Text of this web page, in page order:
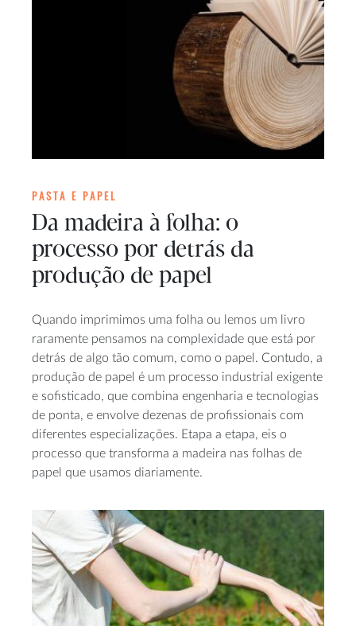
PASTA E PAPEL
Da madeira à folha: o
processo por detrás da
produção de papel
Quando imprimimos uma folha ou lemos um livro
raramente pensamos na complexidade que está por
detrás de algo tão comum, como o papel. Contudo, a
produção de papel é um processo industrial exigente
e sofisticado, que combina engenharia e tecnologias
de ponta, e envolve dezenas de profissionais com
diferentes especializações. Etapa a etapa, eis o
processo que transforma a madeira nas folhas de
papel que usamos diariamente.